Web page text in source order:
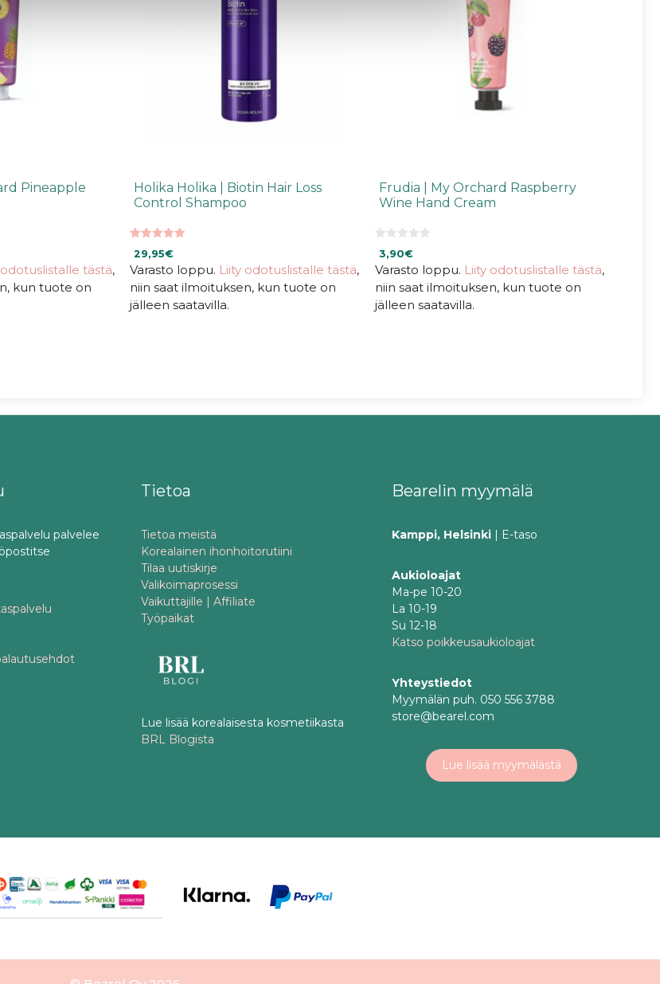
Pineapple
odotuslistalle tästä,
kun tuote on
Holika Holika | Biotin Hair Loss
Control Shampoo
5:stä
29,95€
Varasto loppu. Liity odotuslistalle tästä,
niin saat ilmoituksen, kun tuote on
jälleen saatavilla.
Frudia | My Orchard Raspberry
Wine Hand Cream
5
:
s
t
ä
3,90€
Varasto loppu. Liity odotuslistalle tästä,
niin saat ilmoituksen, kun tuote on
jälleen saatavilla.
palvelee
Tietoa
Tietoa meistä
Korealainen ihonhoitorutiini
Tilaa uutiskirje
Valikoimaprosessi
Vaikuttajille | Affiliate
Työpaikat
Lue lisää korealaisesta kosmetiikasta
BRL Blogista
Bearelin myymälä
Kamppi, Helsinki | E-taso
Aukioloajat
Ma-pe 10-20
La 10-19
Su 12-18
Katso poikkeusaukioloajat
Yhteystiedot
Myymälän puh. 050 556 3788
store@bearel.com
Lue lisää myymälästä